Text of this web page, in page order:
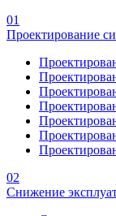
01
Проектирование
02
Снижение